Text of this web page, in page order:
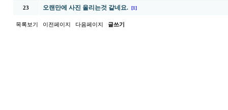
23 오랜만에 사진 올리는것 같네요. [1]
목록보기 이전페이지 다음페이지 글쓰기